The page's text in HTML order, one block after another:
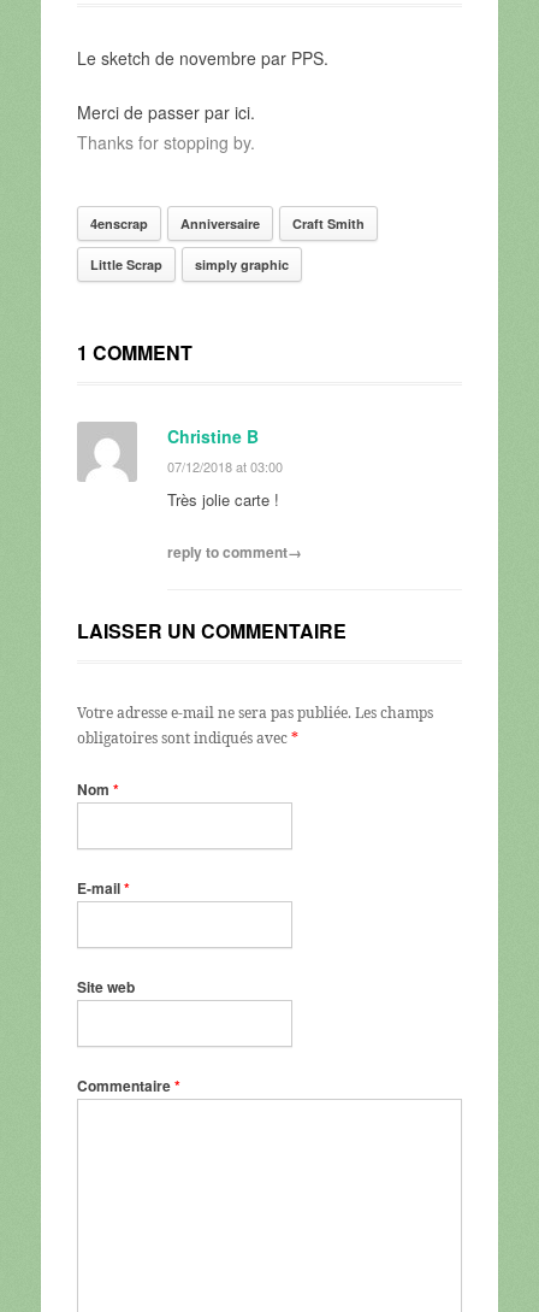
Le sketch de novembre par PPS.
Merci de passer par ici.
Thanks for stopping by.
4enscrap Anniversaire Craft Smith
Little Scrap simply graphic
1 COMMENT
Christine B
07/12/2018 at 03:00
Très jolie carte !
reply to comment→
LAISSER UN COMMENTAIRE
Votre adresse e-mail ne sera pas publiée. Les champs
obligatoires sont indiqués avec*
Nom *
E-mail*
Site web
Commentaire*